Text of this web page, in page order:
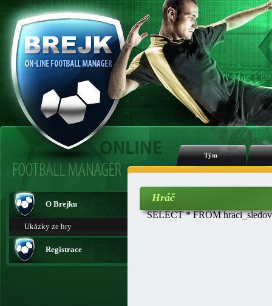
Tým
O Brejku
Ukázky ze hry
Registrace
Hráč
SELECT * FROM